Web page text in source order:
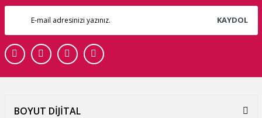
KAYDOL
BOYUT DİJİTAL